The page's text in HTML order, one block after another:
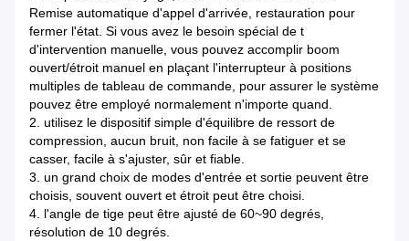
Remise automatique d'appel d'arrivée, restauration pour
fermer l'état. Si vous avez le besoin spécial de t
d'intervention manuelle, vous pouvez accomplir boom
ouvert/étroit manuel en plaçant l'interrupteur à positions
multiples de tableau de commande, pour assurer le système
pouvez être employé normalement n'importe quand.
2. utilisez le dispositif simple d'équilibre de ressort de
compression, aucun bruit, non facile à se fatiguer et se
casser, facile à s'ajuster, sûr et fiable.
3. un grand choix de modes d'entrée et sortie peuvent être
choisis, souvent ouvert et étroit peut être choisi.
4. l'angle de tige peut être ajusté de 60~90 degrés,
résolution de 10 degrés.